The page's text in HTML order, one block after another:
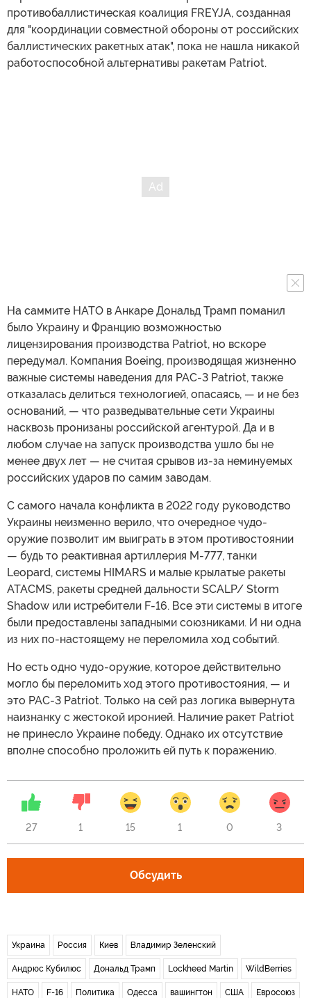
противобаллистическая коалиция FREYJA, созданная
для "координации совместной обороны от российских
баллистических ракетных атак", пока не нашла никакой
работоспособной альтернативы ракетам Patriot.
На саммите НАТО в Анкаре Дональд Трамп поманил
было Украину и Францию возможностью
лицензирования производства Patriot, но вскоре
передумал. Компания Boeing, производящая жизненно
важные системы наведения для PAC-3 Patriot, также
отказалась делиться технологией, опасаясь, — и не без
оснований, — что разведывательные сети Украины
насквозь пронизаны российской агентурой. Да и в
любом случае на запуск производства ушло бы не
менее двух лет — не считая срывов из-за неминуемых
российских ударов по самим заводам.
С самого начала конфликта в 2022 году руководство
Украины неизменно верило, что очередное чудо-
оружие позволит им выиграть в этом противостоянии
— будь то реактивная артиллерия M-777, танки
Leopard, системы HIMARS и малые крылатые ракеты
ATACMS, ракеты средней дальности SCALP/ Storm
Shadow или истребители F-16. Все эти системы в итоге
были предоставлены западными союзниками. И ни одна
из них по-настоящему не переломила ход событий.
Но есть одно чудо-оружие, которое действительно
могло бы переломить ход этого противостояния, — и
это PAC-3 Patriot. Только на сей раз логика вывернута
наизнанку с жестокой иронией. Наличие ракет Patriot
не принесло Украине победу. Однако их отсутствие
вполне способно проложить ей путь к поражению.
27 1 15 1 0 3
Обсудить
Украина Россия Киев Владимир Зеленский
Андрюс Кубилюс Дональд Трамп Lockheed Martin WildBerries
НАТО F-16 Политика Одесса вашингтон США Евросоюз